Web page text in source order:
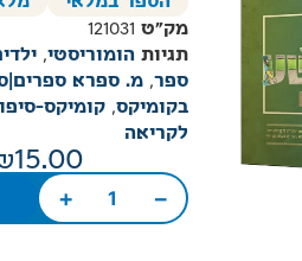
מק"ט 121031
תגיות הומוריסטי,
ספר, מ. ספרא
בקומיקס, קומיקס-
לקריאה
15.00
−
+